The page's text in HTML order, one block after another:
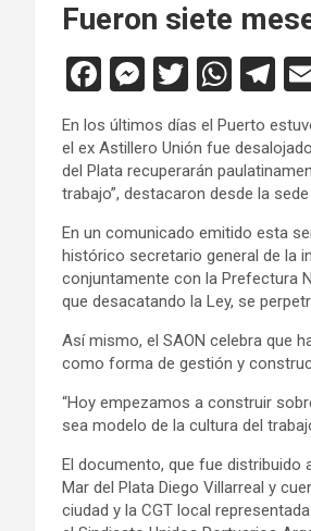
Fueron siete
F
a
ce
b
o
o
k
M
es
se
n
g
er
T
wi
tt
er
W
at
s
A
p
p
T
el
e
gr
a
m
En los últimos días el Puerto
el ex Astillero Unión fue
del Plata recuperarán
trabajo”, destacaron desde la
En un comunicado emitido esta
histórico secretario general de la
conjuntamente con la Prefectura
que desacatando la Ley, se
Así mismo, el SAON celebra que
como forma de gestión y
“Hoy empezamos a construir
sea modelo de la cultura del
El documento, que fue distribuido
Mar del Plata Diego Villarreal y
ciudad y la CGT local